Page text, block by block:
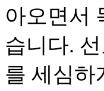
아오면서
습니다.
를 세심하